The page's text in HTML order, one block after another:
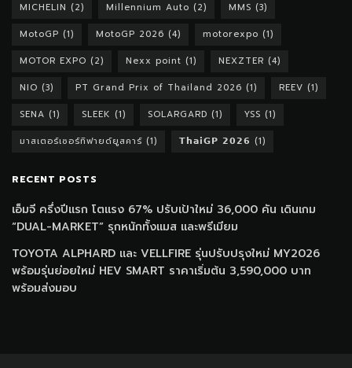
MICHELIN (2) Millennium Auto (2) MMS (3)
MotoGP (1) MotoGP 2026 (4) motorexpo (1)
MOTOR EXPO (2) Nexx point (1) NEXZTER (4)
NIO (3) PT Grand Prix of Thailand 2026 (1) REEV (1)
SENA (1) SLEEK (1) SOLARGARD (1) YSS (1)
มาสเตอร์เซอร์ทิฟายด์ยูสคาร์ (1) 𝗧𝗵𝗮𝗶𝗚𝗣 𝟮𝟬𝟮𝟲 (1)
RECENT POSTS
เอ็มจี ครึ่งปีแรก โตแรง 67% ปรับเป้าใหม่ 36,000 คัน เดินเกม
“DUAL-MARKET” รุกหนักทั้งแมส และพรีเมียม
TOYOTA ALPHARD และ VELLFIRE รุ่นปรับปรุงใหม่ MY2026
พร้อมรุ่นย่อยใหม่ HEV SMART ราคาเริ่มต้น 3,590,000 บาท
พร้อมส่งมอบ